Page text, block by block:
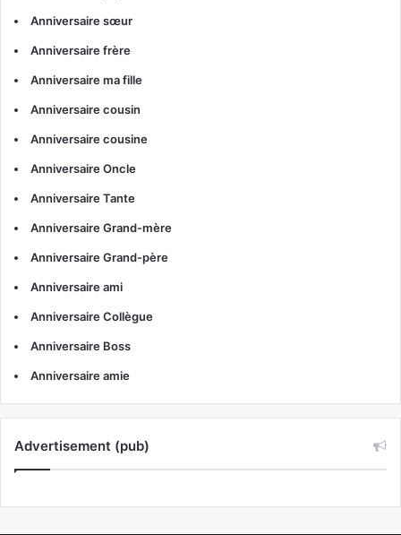
Anniversaire sœur
Anniversaire frère
Anniversaire ma fille
Anniversaire cousin
Anniversaire cousine
Anniversaire Oncle
Anniversaire Tante
Anniversaire Grand-mère
Anniversaire Grand-père
Anniversaire ami
Anniversaire Collègue
Anniversaire Boss
Anniversaire amie
Advertisement (pub)